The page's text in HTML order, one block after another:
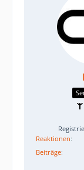
Reaktionen
Beiträge